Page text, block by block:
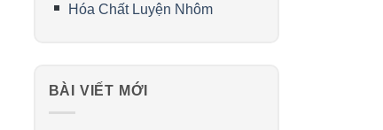
Hóa Chất Luyện Nhôm
BÀI VIẾT MỚI